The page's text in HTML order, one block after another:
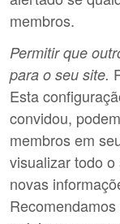
membros.
Permitir que
para o seu site.
Esta
convidou,
membros em
visualizar todo
novas